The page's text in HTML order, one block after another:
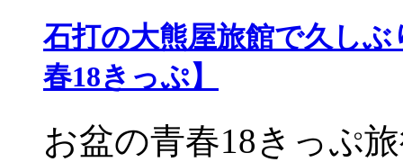
石打の大熊屋旅館で久し
春18きっぷ】
お盆の青春18きっぷ